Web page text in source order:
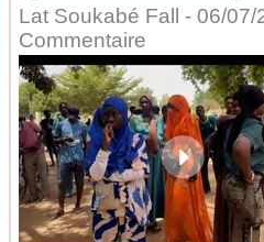
Lat Soukabé Fall - 06/07/
Commentaire